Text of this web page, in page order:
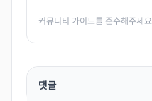
커뮤니티 가이드를 준수해주세요
댓글